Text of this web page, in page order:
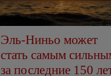
Эль-Ниньо может
стать самым
за последние 150